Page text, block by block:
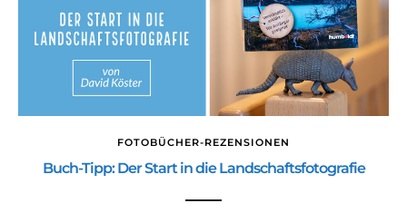
FOTOBÜCHER-REZENSIONEN
Buch-Tipp: Der Start in die Landschaftsfotografie